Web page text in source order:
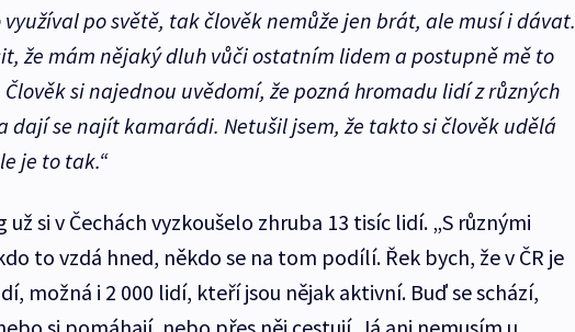
využíval po světě, tak člověk nemůže jen brát, ale musí i dávat.
že mám nějaký dluh vůči ostatním lidem a postupně mě to
si najednou uvědomí, že pozná hromadu lidí z různých
dají se najít kamarádi. Netušil jsem, že takto si člověk udělá
je to tak.“
už si v Čechách vyzkoušelo zhruba 13 tisíc lidí. „S různými
to vzdá hned, někdo se na tom podílí. Řek bych, že v ČR je
možná i 2 000 lidí, kteří jsou nějak aktivní. Buď se schází,